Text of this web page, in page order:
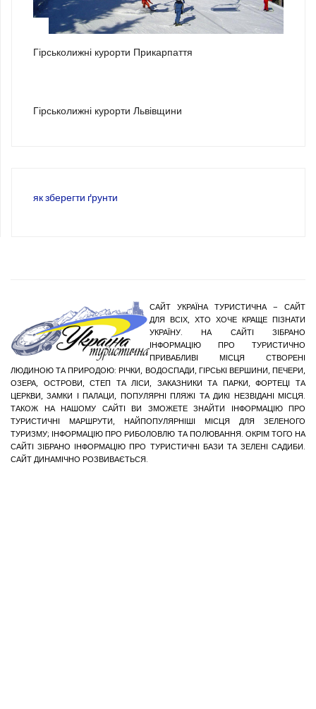
Гірськолижні курорти Прикарпаття
Гірськолижні курорти Львівщини
як зберегти ґрунти
САЙТ УКРАЇНА ТУРИСТИЧНА – САЙТ
ДЛЯ ВСІХ, ХТО ХОЧЕ КРАЩЕ ПІЗНАТИ
УКРАЇНУ. НА САЙТІ ЗІБРАНО
ІНФОРМАЦІЮ ПРО ТУРИСТИЧНО
ПРИВАБЛИВІ МІСЦЯ СТВОРЕНІ
ЛЮДИНОЮ ТА ПРИРОДОЮ: РІЧКИ, ВОДОСПАДИ, ГІРСЬКІ ВЕРШИНИ, ПЕЧЕРИ,
ОЗЕРА, ОСТРОВИ, СТЕП ТА ЛІСИ, ЗАКАЗНИКИ ТА ПАРКИ, ФОРТЕЦІ ТА
ЦЕРКВИ, ЗАМКИ І ПАЛАЦИ, ПОПУЛЯРНІ ПЛЯЖІ ТА ДИКІ НЕЗВІДАНІ МІСЦЯ.
ТАКОЖ НА НАШОМУ САЙТІ ВИ ЗМОЖЕТЕ ЗНАЙТИ ІНФОРМАЦІЮ ПРО
ТУРИСТИЧНІ МАРШРУТИ, НАЙПОПУЛЯРНІШІ МІСЦЯ ДЛЯ ЗЕЛЕНОГО
ТУРИЗМУ; ІНФОРМАЦІЮ ПРО РИБОЛОВЛЮ ТА ПОЛЮВАННЯ. ОКРІМ ТОГО НА
САЙТІ ЗІБРАНО ІНФОРМАЦІЮ ПРО ТУРИСТИЧНІ БАЗИ ТА ЗЕЛЕНІ САДИБИ.
САЙТ ДИНАМІЧНО РОЗВИВАЄТЬСЯ.